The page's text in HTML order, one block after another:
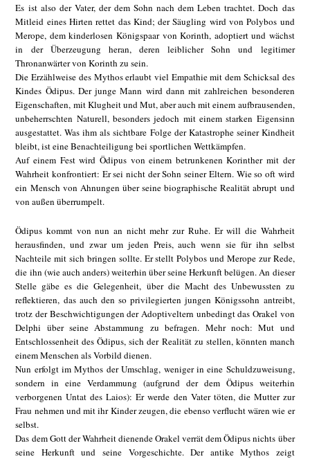
Es ist also der Vater, der dem Sohn nach dem Leben trachtet. Doch das
Mitleid eines Hirten rettet das Kind; der Säugling wird von Polybos und
Merope, dem kinderlosen Königspaar von Korinth, adoptiert und wächst
in der Überzeugung heran, deren leiblicher Sohn und legitimer
Thronanwärter von Korinth zu sein.
Die Erzählweise des Mythos erlaubt viel Empathie mit dem Schicksal des
Kindes Ödipus. Der junge Mann wird dann mit zahlreichen besonderen
Eigenschaften, mit Klugheit und Mut, aber auch mit einem aufbrausenden,
unbeherrschten Naturell, besonders jedoch mit einem starken Eigensinn
ausgestattet. Was ihm als sichtbare Folge der Katastrophe seiner Kindheit
bleibt, ist eine Benachteiligung bei sportlichen Wettkämpfen.
Auf einem Fest wird Ödipus von einem betrunkenen Korinther mit der
Wahrheit konfrontiert: Er sei nicht der Sohn seiner Eltern. Wie so oft wird
ein Mensch von Ahnungen über seine biographische Realität abrupt und
von außen überrumpelt.
Ödipus kommt von nun an nicht mehr zur Ruhe. Er will die Wahrheit
herausfinden, und zwar um jeden Preis, auch wenn sie für ihn selbst
Nachteile mit sich bringen sollte. Er stellt Polybos und Merope zur Rede,
die ihn (wie auch anders) weiterhin über seine Herkunft belügen. An dieser
Stelle gäbe es die Gelegenheit, über die Macht des Unbewussten zu
reflektieren, das auch den so privilegierten jungen Königssohn antreibt,
trotz der Beschwichtigungen der Adoptiveltern unbedingt das Orakel von
Delphi über seine Abstammung zu befragen. Mehr noch: Mut und
Entschlossenheit des Ödipus, sich der Realität zu stellen, könnten manch
einem Menschen als Vorbild dienen.
Nun erfolgt im Mythos der Umschlag, weniger in eine Schuldzuweisung,
sondern in eine Verdammung (aufgrund der dem Ödipus weiterhin
verborgenen Untat des Laios): Er werde den Vater töten, die Mutter zur
Frau nehmen und mit ihr Kinder zeugen, die ebenso verflucht wären wie er
selbst.
Das dem Gott der Wahrheit dienende Orakel verrät dem Ödipus nichts über
seine Herkunft und seine Vorgeschichte. Der antike Mythos zeigt